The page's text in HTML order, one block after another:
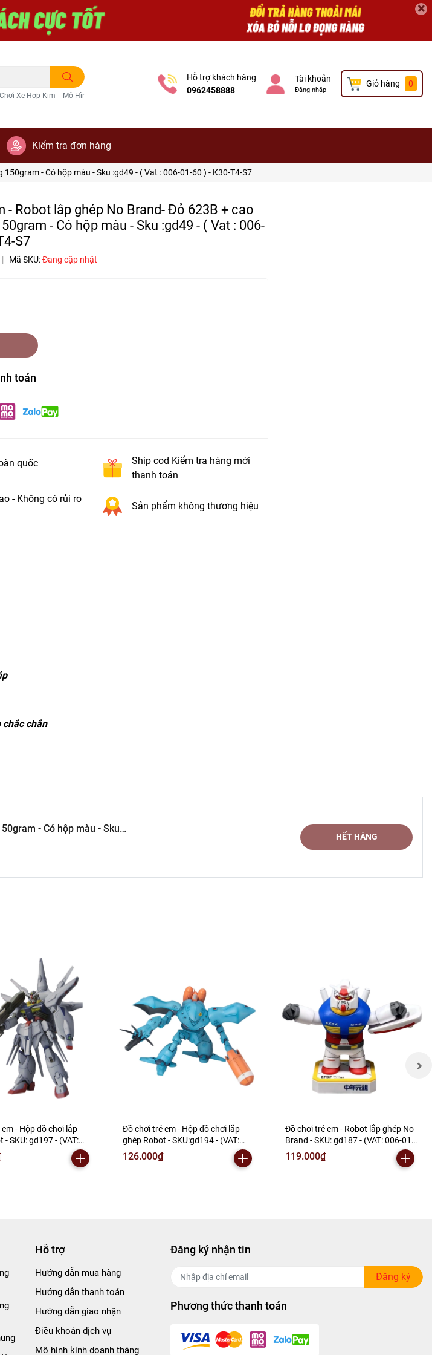
×
Xe Hợp Kim Mô Hình Trang Trí
Hỗ trợ khách hàng
0962458888
Tài khoản
Đăng nhập
Giỏ hàng 0
Kiểm tra đơn hàng
- Có hộp màu - Sku :gd49 - ( Vat : 006-01-60 ) - K30-T4-S7
- Robot lắp ghép No Brand- Đỏ 623B + cao
- Có hộp màu - Sku :gd49 - ( Vat : 006-
S7
| Mã SKU:Đang cập nhật
toán
quốc
Ship cod Kiểm tra hàng mới
thanh toán
- Không có rủi ro
Sản phẩm không thương hiệu
chắc chắn
HẾT HÀNG
- Hộp đồ chơi lắp
gd197 - (VAT:
N2-E1-S8
Đồ chơi trẻ em - Hộp đồ chơi lắp
ghép Robot - SKU:gd194 - (VAT:
006-01-90) - N2-E1-S7
126.000₫
Đồ chơi trẻ em - Robot lắp ghép No
Brand - SKU: gd187 - (VAT: 006-01-
60) - N2-F1-S3
119.000₫
Hỗ trợ
Hướng dẫn mua hàng
Hướng dẫn thanh toán
Hướng dẫn giao nhận
Điều khoản dịch vụ
Mô hình kinh doanh tháng
Đăng ký nhận tin
Đăng ký
Phương thức thanh toán